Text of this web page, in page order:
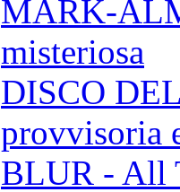
MARK-
misteriosa
DISCO
provvisoria
BLUR - All